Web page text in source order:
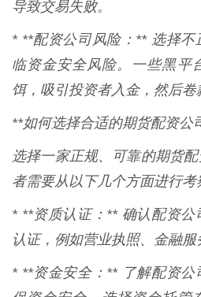
导致交易失败。
* **配资公司风险：** 选择
临资金安全风险。一些黑平
饵，吸引投资者入金，然后卷
**如何选择合适的期货配资公
选择一家正规、可靠的期货
者需要从以下几个方面进行考
* **资质认证：** 确认配资
认证，例如营业执照、金融服
* **资金安全：** 了解配资